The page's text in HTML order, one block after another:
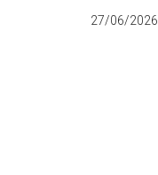
27/06/2026